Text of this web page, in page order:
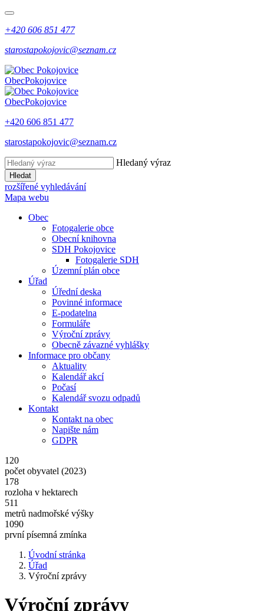
+420 606 851 477
starostapokojovic@seznam.cz
ObecPokojovice
ObecPokojovice
+420 606 851 477
starostapokojovic@seznam.cz
Hledaný výraz
Hledat
rozšířené vyhledávání
Mapa webu
Obec
Fotogalerie obce
Obecní knihovna
SDH Pokojovice
Fotogalerie SDH
Územní plán obce
Úřad
Úřední deska
Povinné informace
E-podatelna
Formuláře
Výroční zprávy
Obecně závazné vyhlášky
Informace pro občany
Aktuality
Kalendář akcí
Počasí
Kalendář svozu odpadů
Kontakt
Kontakt na obec
Napište nám
GDPR
120
počet obyvatel (2023)
178
rozloha v hektarech
511
metrů nadmořské výšky
1090
první písemná zmínka
Úvodní stránka
Úřad
Výroční zprávy
Výroční zprávy